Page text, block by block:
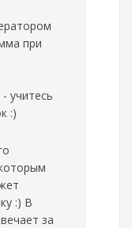
при
учитесь
:)
:) В
за